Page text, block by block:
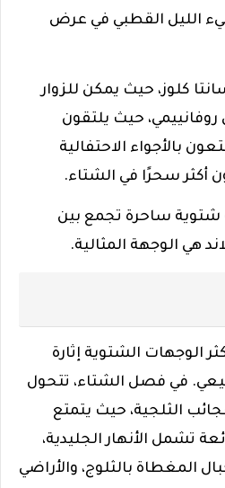
الليل القطبي في عرض
كلوز، حيث يمكن للزوار
روفانييمي، حيث يلتقون
بالأجواء الاحتفالية
أكثر سحرًا في الشتاء.
شتوية ساحرة تجمع بين
هي الوجهة المثالية.
الوجهات الشتوية إثارة
في فصل الشتاء، تتحول
الثلجية، حيث يتمتع
تشمل الأنهار الجليدية،
المغطاة بالثلوج، والأراضي